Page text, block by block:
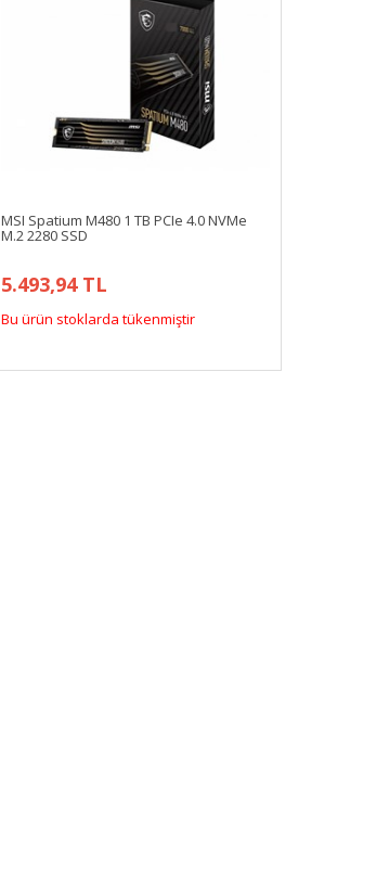
MSI Spatium M480 1 TB PCIe 4.0 NVMe
M.2 2280 SSD
5.493,94 TL
Bu ürün stoklarda tükenmiştir